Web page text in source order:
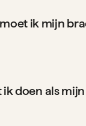
ik mijn
doen als